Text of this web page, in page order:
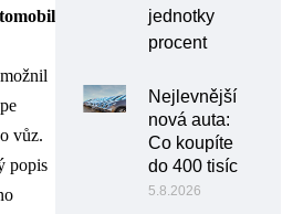
vůz.
popis
jednotky
procent
Nejlevnější
nová auta:
Co koupíte
do 400 tisíc
5.8.2026